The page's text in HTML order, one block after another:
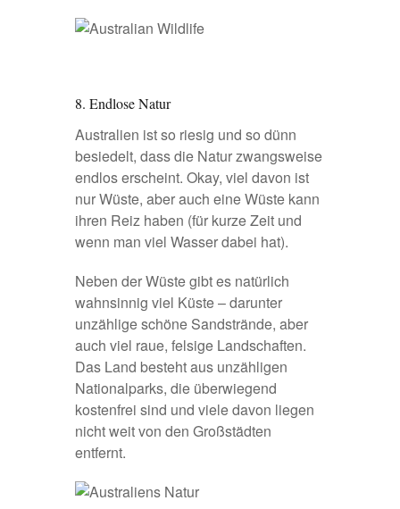
8. Endlose Natur
Australien ist so riesig und so dünn
besiedelt, dass die Natur zwangsweise
endlos erscheint. Okay, viel davon ist
nur Wüste, aber auch eine Wüste kann
ihren Reiz haben (für kurze Zeit und
wenn man viel Wasser dabei hat).
Neben der Wüste gibt es natürlich
wahnsinnig viel Küste – darunter
unzählige schöne Sandstrände, aber
auch viel raue, felsige Landschaften.
Das Land besteht aus unzähligen
Nationalparks, die überwiegend
kostenfrei sind und viele davon liegen
nicht weit von den Großstädten
entfernt.